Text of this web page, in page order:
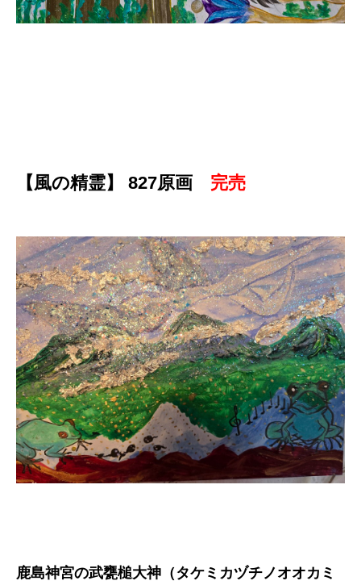
【風の精霊】 827原画 完売
鹿島神宮の武甕槌大神（タケミカヅチノオオカミ